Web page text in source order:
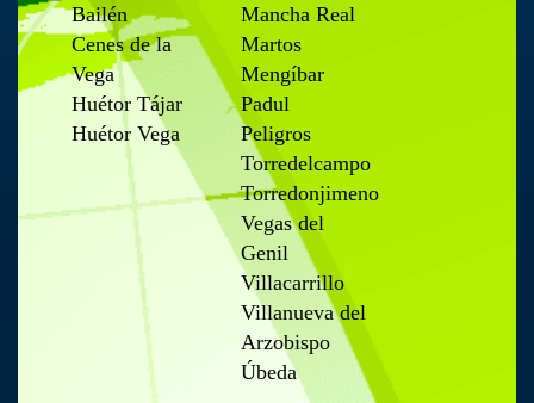
Bailén
Cenes de la
Vega
Huétor Tájar
Huétor Vega
Mancha Real
Martos
Mengíbar
Padul
Peligros
Torredelcampo
Torredonjimeno
Vegas del
Genil
Villacarrillo
Villanueva del
Arzobispo
Úbeda